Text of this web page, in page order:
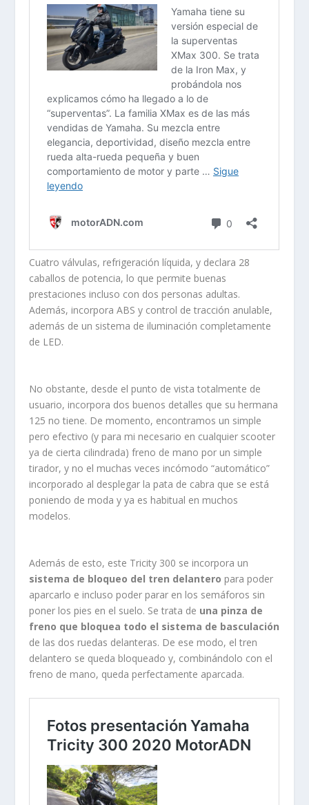
Cuatro válvulas, refrigeración líquida, y declara 28
caballos de potencia, lo que permite buenas
prestaciones incluso con dos personas adultas.
Además, incorpora ABS y control de tracción anulable,
además de un sistema de iluminación completamente
de LED.
No obstante, desde el punto de vista totalmente de
usuario, incorpora dos buenos detalles que su hermana
125 no tiene. De momento, encontramos un simple
pero efectivo (y para mi necesario en cualquier scooter
ya de cierta cilindrada) freno de mano por un simple
tirador, y no el muchas veces incómodo “automático”
incorporado al desplegar la pata de cabra que se está
poniendo de moda y ya es habitual en muchos
modelos.
Además de esto, este Tricity 300 se incorpora un
sistema de bloqueo del tren delantero para poder
aparcarlo e incluso poder parar en los semáforos sin
poner los pies en el suelo. Se trata de una pinza de
freno que bloquea todo el sistema de basculación
de las dos ruedas delanteras. De ese modo, el tren
delantero se queda bloqueado y, combinándolo con el
freno de mano, queda perfectamente aparcada.